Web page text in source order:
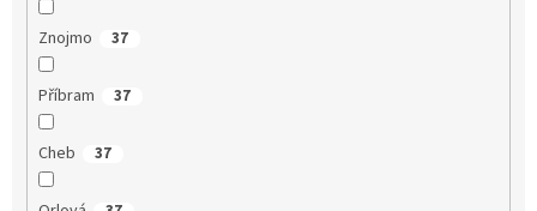
Znojmo 37
Příbram 37
Cheb 37